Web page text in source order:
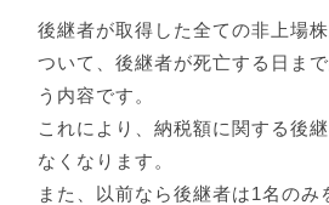
後継者が取得した全ての非上場
ついて、後継者が死亡する日ま
う内容です。
これにより、納税額に関する後
なくなります。
また、以前なら後継者は1名のみ